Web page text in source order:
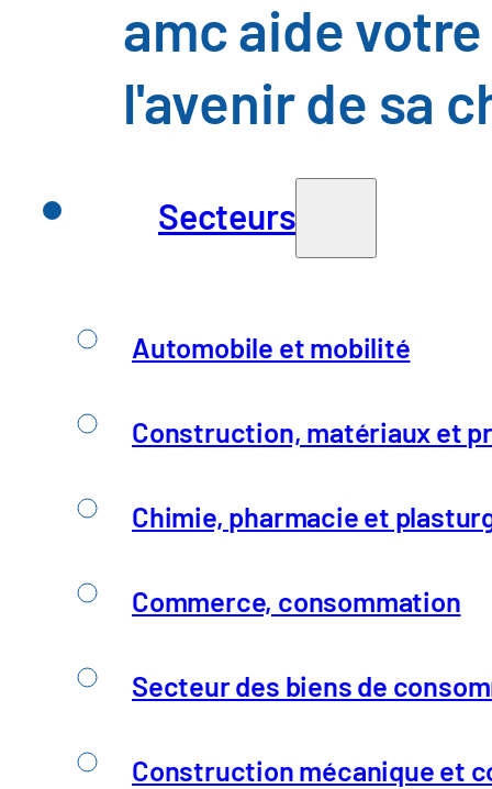
amc aide
l'avenir de sa
Secteurs
Automobile et mobilité
Construction, matériaux et
Chimie, pharmacie et
Commerce, consommation
Secteur des biens de
Construction mécanique et
« La transparence et la
Notre approche
amc développe des chaînes
Intelligence artificielle
la chaîne logistique.